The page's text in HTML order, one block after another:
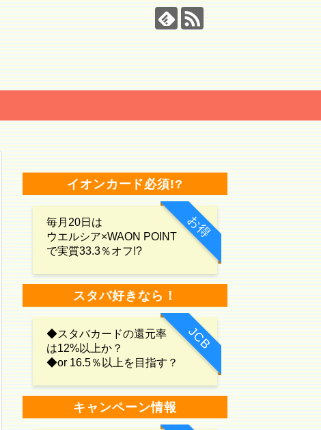
イオンカード必須!?
お得
毎月20日は
ウエルシア×WAON POINT
で実質33.3％オフ!?
スタバ好きなら！
JCB
◆スタバカードの還元率
は12%以上か？
◆or 16.5％以上を目指す？
キャンペーン情報